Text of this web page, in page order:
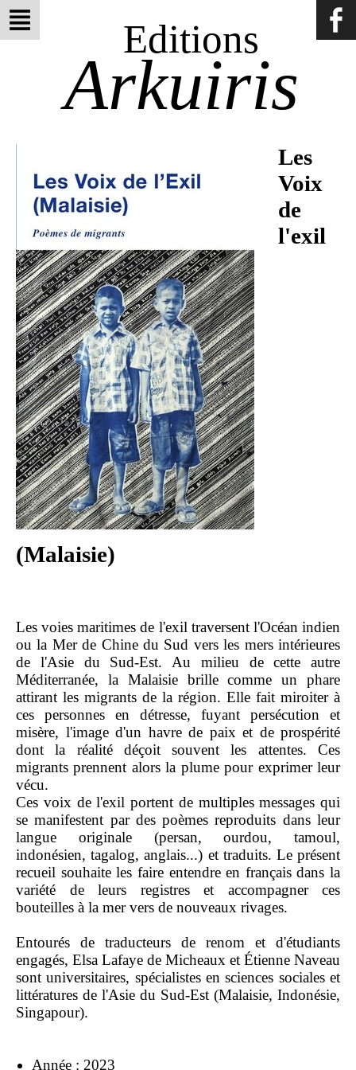
Editions
Arkuiris
Les
Voix
de
l'exil
(Malaisie)
Les voies maritimes de l'exil traversent l'Océan indien
ou la Mer de Chine du Sud vers les mers intérieures
de l'Asie du Sud-Est. Au milieu de cette autre
Méditerranée, la Malaisie brille comme un phare
attirant les migrants de la région. Elle fait miroiter à
ces personnes en détresse, fuyant persécution et
misère, l'image d'un havre de paix et de prospérité
dont la réalité déçoit souvent les attentes. Ces
migrants prennent alors la plume pour exprimer leur
vécu.
Ces voix de l'exil portent de multiples messages qui
se manifestent par des poèmes reproduits dans leur
langue originale (persan, ourdou, tamoul,
indonésien, tagalog, anglais...) et traduits. Le présent
recueil souhaite les faire entendre en français dans la
variété de leurs registres et accompagner ces
bouteilles à la mer vers de nouveaux rivages.
Entourés de traducteurs de renom et d'étudiants
engagés, Elsa Lafaye de Micheaux et Étienne Naveau
sont universitaires, spécialistes en sciences sociales et
littératures de l'Asie du Sud-Est (Malaisie, Indonésie,
Singapour).
Année : 2023